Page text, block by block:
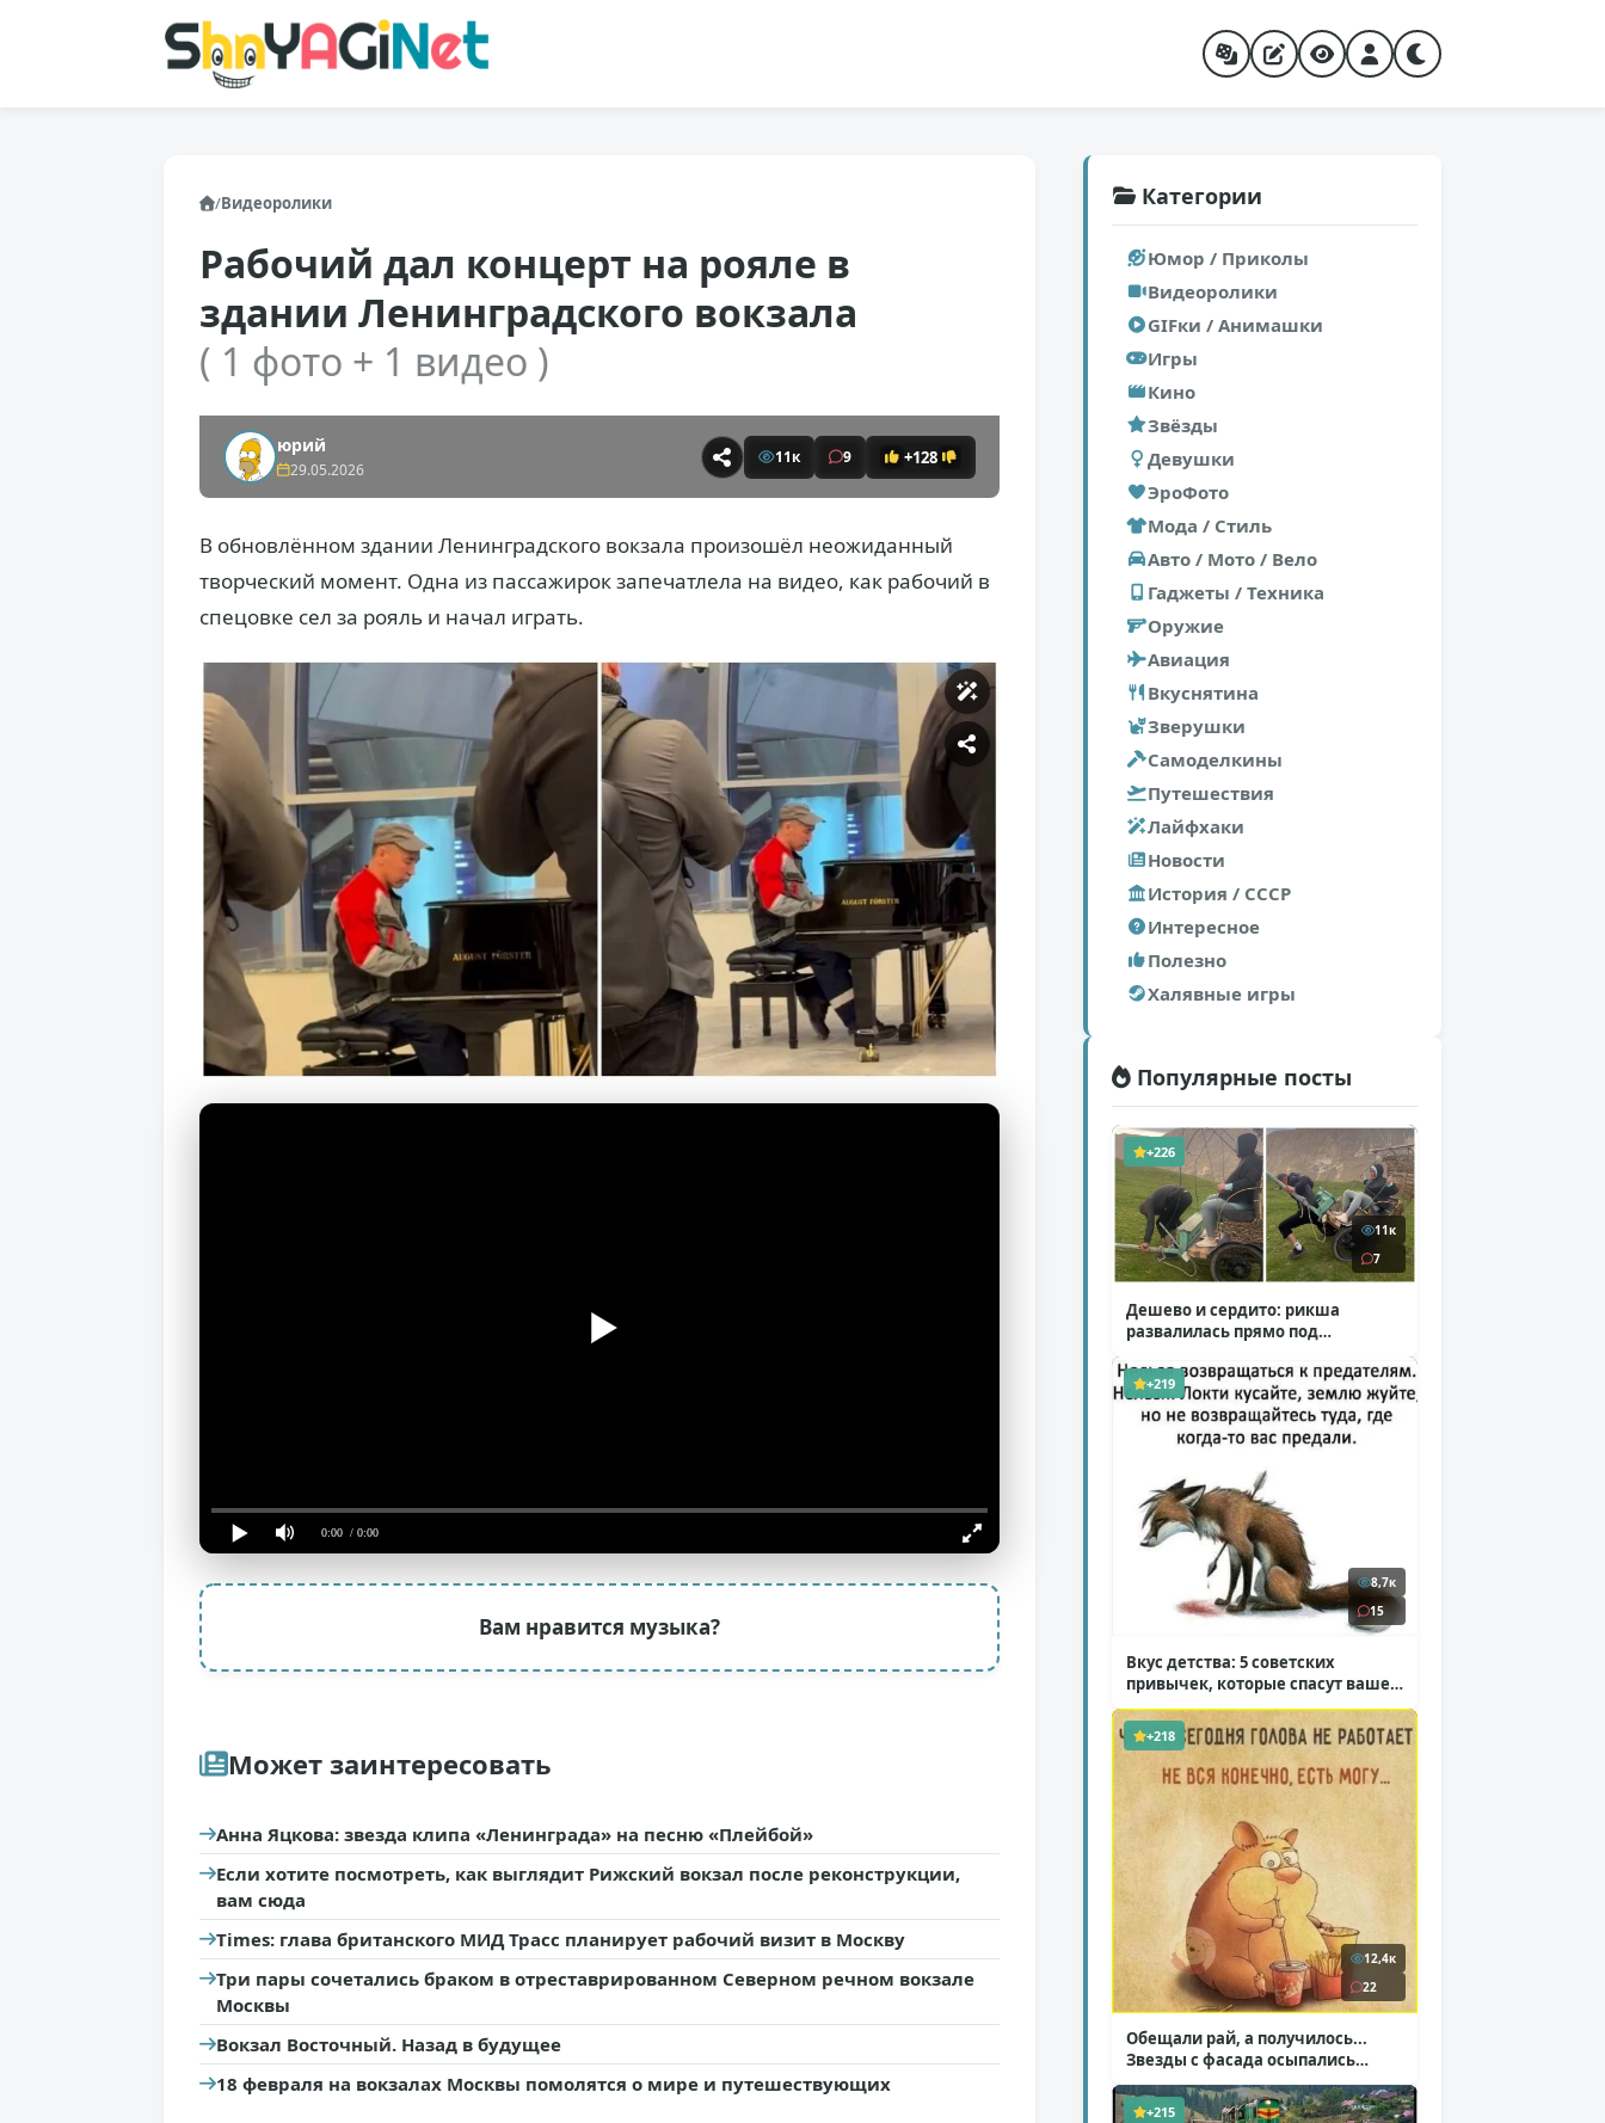
/Видеоролики
Рабочий дал концерт на рояле в
здании Ленинградского вокзала
( 1 фото + 1 видео )
юрий
29.05.2026
11к 9 +128
В обновлённом здании Ленинградского вокзала произошёл неожиданный
творческий момент. Одна из пассажирок запечатлела на видео, как рабочий в
спецовке сел за рояль и начал играть.
0:00 / 0:00
Вам нравится музыка?
Может заинтересовать
Анна Яцкова: звезда клипа «Ленинграда» на песню «Плейбой»
Если хотите посмотреть, как выглядит Рижский вокзал после реконструкции,
вам сюда
Times: глава британского МИД Трасс планирует рабочий визит в Москву
Три пары сочетались браком в отреставрированном Северном речном вокзале
Москвы
Вокзал Восточный. Назад в будущее
18 февраля на вокзалах Москвы помолятся о мире и путешествующих
Категории
Юмор / Приколы
Видеоролики
GIFки / Анимашки
Игры
Кино
Звёзды
Девушки
ЭроФото
Мода / Стиль
Авто / Мото / Вело
Гаджеты / Техника
Оружие
Авиация
Вкуснятина
Зверушки
Самоделкины
Путешествия
Лайфхаки
Новости
История / СССР
Интересное
Полезно
Халявные игры
Популярные посты
+226
11к
7
Дешево и сердито: рикша
развалилась прямо под
+219
8,7к
15
Вкус детства: 5 советских
привычек, которые спасут ваше
здоровье( 2 фото )
+218
12,4к
22
Обещали рай, а получилось...
Звезды с фасада осыпались
( 14 фото )
+215